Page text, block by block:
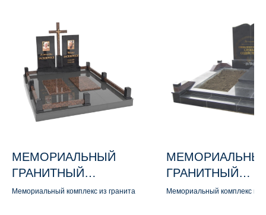
МЕМОРИАЛЬНЫЙ
ГРАНИТНЫЙ
КОМПЛЕКС М114
Мемориальный комплекс из гранита
ГРАНИТНЫЙ
КОМПЛЕКС М105
Мемориальный комплекс из